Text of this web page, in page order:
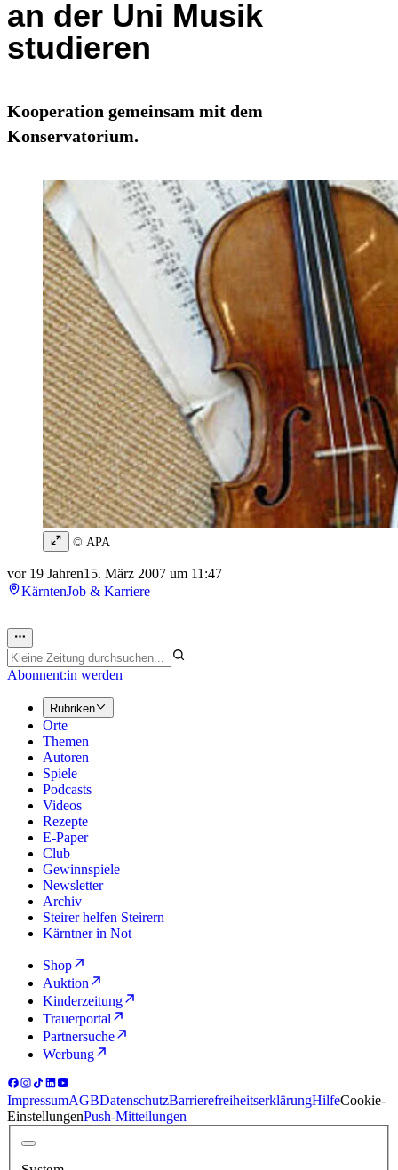
an der Uni Musik
studieren
Kooperation gemeinsam mit dem
Konservatorium.
© APA
vor 19 Jahren15. März 2007 um 11:47
KärntenJob & Karriere
Abonnent:in werden
Rubriken
Orte
Themen
Autoren
Spiele
Podcasts
Videos
Rezepte
E-Paper
Club
Gewinnspiele
Newsletter
Archiv
Steirer helfen Steirern
Kärntner in Not
Shop
Auktion
Kinderzeitung
Trauerportal
Partnersuche
Werbung
ImpressumAGBDatenschutzBarrierefreiheitserklärungHilfeCookie-
EinstellungenPush-Mitteilungen